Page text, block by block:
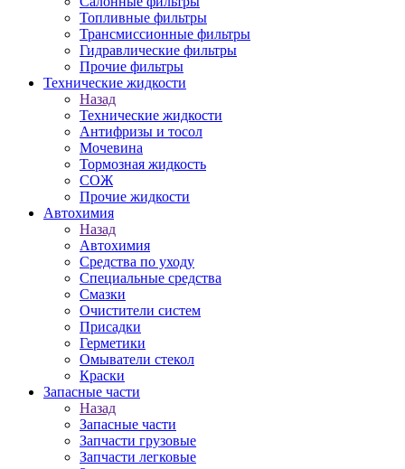
Топливные фильтры
Трансмиссионные фильтры
Гидравлические фильтры
Прочие фильтры
Технические жидкости
Назад
Технические жидкости
Антифризы и тосол
Мочевина
Тормозная жидкость
СОЖ
Прочие жидкости
Автохимия
Назад
Автохимия
Средства по уходу
Специальные средства
Смазки
Очистители систем
Присадки
Герметики
Омыватели стекол
Краски
Запасные части
Назад
Запасные части
Запчасти грузовые
Запчасти легковые